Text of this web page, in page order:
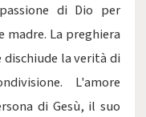
di Dio per
madre. La preghiera
dischiude la verità di
L'amore
di Gesù, il suo